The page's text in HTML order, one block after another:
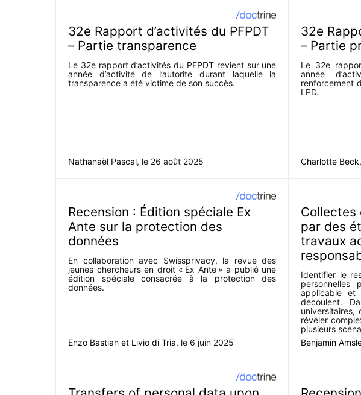
32e Rapport d’activités du PFPDT
– Partie transparence
Le 32e rapport d’activités du PFPDT revient sur une
année d’activité de l’autorité durant laquelle la
transparence a été victime de son succès.
Nathanaël Pascal, le 26 août 2025
32e
– Partie
Le 32e
année
renforcement
LPD.
Charlotte Beck
Recension : Édition spéciale Ex
Ante sur la protection des
données
En collaboration avec Swissprivacy, la revue des
jeunes chercheurs en droit « Ex Ante » a publié une
édition spéciale consacrée à la protection des
données.
Enzo Bastian et Livio di Tria, le 6 juin 2025
Collectes
par des
travaux
Identifier le
applicable et
découlent.
universitaires,
révéler
plusieurs
Benjamin